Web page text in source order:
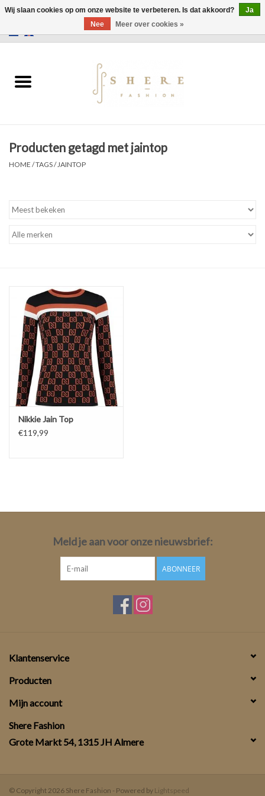
Jurken
Pakken
Accessoires
Merken
Producten getagd met jaintop
HOME /TAGS/ JAINTOP
Nikkie Jain Top
€119,99
Meld je aan voor onze nieuwsbrief:
ABONNEER
Klantenservice
Producten
Mijn account
Shere Fashion
Grote Markt 54, 1315 JH Almere
© Copyright 2026 Shere Fashion - Powered by Lightspeed
Wij slaan cookies op om onze website te verbeteren. Is dat akkoord?
Ja
Nee
Meer over cookies »